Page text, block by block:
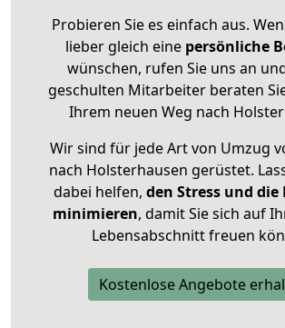
Probieren Sie es einfach aus.
lieber gleich eine persönliche
wünschen, rufen Sie uns an
geschulten Mitarbeiter beraten
Ihrem neuen Weg nach
Wir sind für jede Art von Umzug
nach Holsterhausen gerüstet.
dabei helfen, den Stress und die
minimieren, damit Sie sich auf
Lebensabschnitt freuen
Kostenlose Angebote